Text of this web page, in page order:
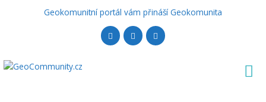
Geokomunitní portál vám přináší Geokomunita